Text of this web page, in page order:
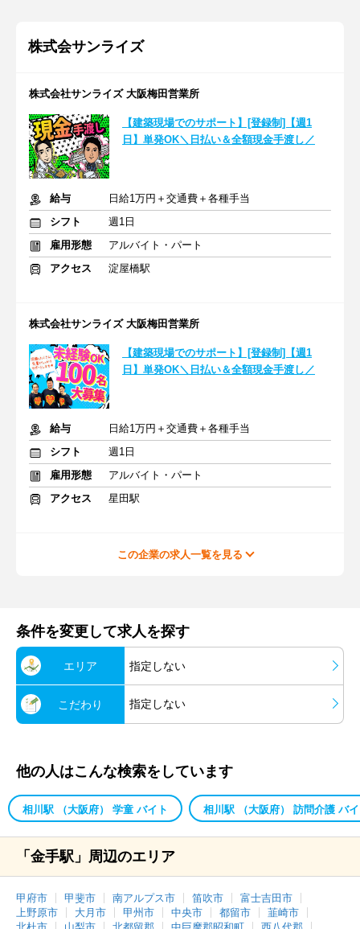
株式会サンライズ
株式会社サンライズ 大阪梅田営業所
【建築現場でのサポート】[登録制]【週1
日】単発OK＼日払い＆全額現金手渡し／
給与
日給1万円＋交通費＋各種手当
シフト
週1日
雇用形態
アルバイト・パート
アクセス
淀屋橋駅
株式会社サンライズ 大阪梅田営業所
【建築現場でのサポート】[登録制]【週1
日】単発OK＼日払い＆全額現金手渡し／
給与
日給1万円＋交通費＋各種手当
シフト
週1日
雇用形態
アルバイト・パート
アクセス
星田駅
この企業の求人一覧を見る
条件を変更して求人を探す
エリア 指定しない
こだわり 指定しない
他の人はこんな検索をしています
相川駅 （大阪府） 学童 バイト 相川駅 （大阪府） 訪問介護 バ
「金手駅」周辺のエリア
甲府市 甲斐市 南アルプス市 笛吹市
富士吉田市
上野原市
大月市 甲州市 中央市 都留市
韮崎市